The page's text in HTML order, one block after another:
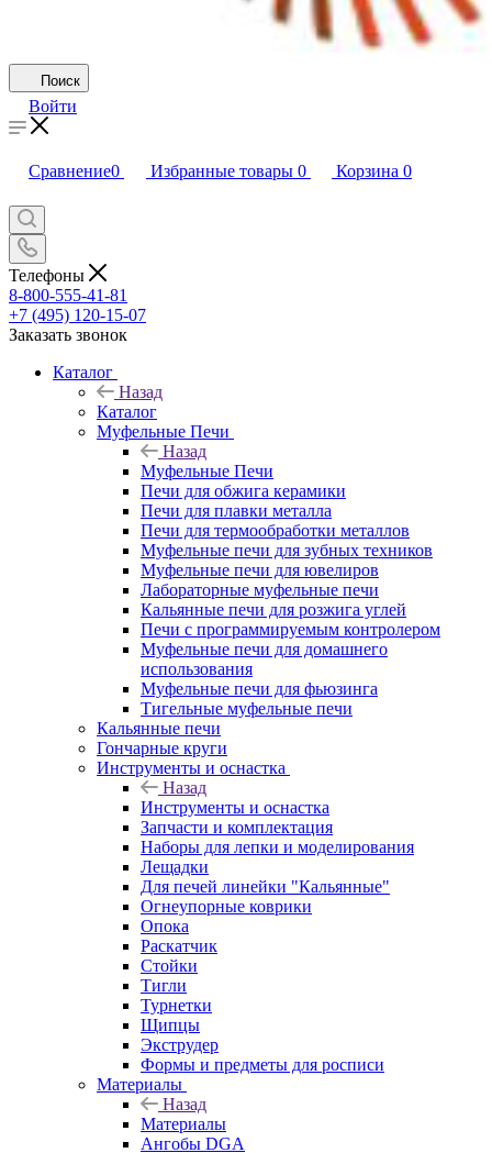
Поиск
Войти
Сравнение0 Избранные товары 0 Корзина 0
Телефоны
8-800-555-41-81
+7 (495) 120-15-07
Заказать звонок
Каталог
Назад
Каталог
Муфельные Печи
Назад
Муфельные Печи
Печи для обжига керамики
Печи для плавки металла
Печи для термообработки металлов
Муфельные печи для зубных техников
Муфельные печи для ювелиров
Лабораторные муфельные печи
Кальянные печи для розжига углей
Печи с программируемым контролером
Муфельные печи для домашнего
использования
Муфельные печи для фьюзинга
Тигельные муфельные печи
Кальянные печи
Гончарные круги
Инструменты и оснастка
Назад
Инструменты и оснастка
Запчасти и комплектация
Наборы для лепки и моделирования
Лещадки
Для печей линейки "Кальянные"
Огнеупорные коврики
Опока
Раскатчик
Стойки
Тигли
Турнетки
Щипцы
Экструдер
Формы и предметы для росписи
Материалы
Назад
Материалы
Ангобы DGA